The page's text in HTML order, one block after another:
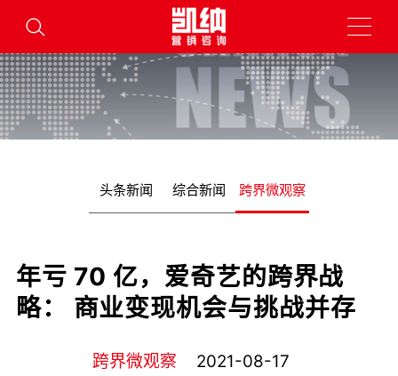
头条新闻 综合新闻 跨界微观察
年亏 70 亿，爱奇艺的跨界战
略： 商业变现机会与挑战并存
跨界微观察 2021-08-17